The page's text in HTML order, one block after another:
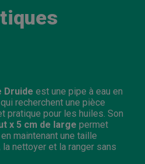
Druide est une pipe à eau en
recherchent une pièce
pratique pour les huiles. Son
x 5 cm de large permet
maintenant une taille
nettoyer et la ranger sans